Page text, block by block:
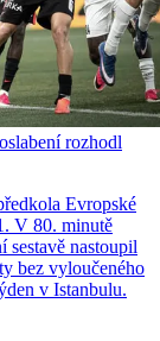
rozhodl
Evropské
V 80. minutě
nastoupil
bez vyloučeného
v Istanbulu.